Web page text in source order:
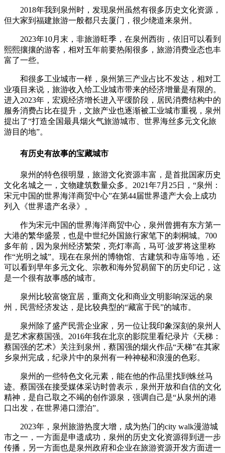
2018年我到泉州时，发现泉州虽然有很多历史文化资源，
但大家到福建旅游一般都只去厦门，很少绕道来泉州。
2023年10月末，非旅游旺季，在泉州西街，依旧可以看到
熙熙攘攘的游客，相对五年前要热闹很多，旅游消费业态也丰
富了一些。
和很多工业城市一样，泉州第三产业占比不发达，相对工
业项目来说，旅游收入给工业城市带来的经济增量是有限的。
进入2023年，宏观经济增长进入平缓阶段，居民消费结构中的
服务消费占比在提升，文旅产业也逐渐被工业城市重视，泉州
提出了“打造全国最具烟火气旅游城市、世界海丝多元文化旅
游目的地”。
有历史有故事的宝藏城市
泉州的特色很明显，旅游文化资源丰富，是首批国家历史
文化名城之一，文物建筑数量众多。2021年7月25日，“泉州：
宋元中国的世界海洋商贸中心”在第44届世界遗产大会上成功
列入《世界遗产名录》。
作为宋元中国的世界海洋商贸中心，泉州曾拥有东方第一
大港的繁华盛景，也是中世纪外国旅行家笔下的刺桐城。700
多年前，因为泉州经济繁荣，亮灯率高，马可·波罗将这里称
作“光明之城”。现在在泉州的博物馆、古建筑和寺庙等地，还
可以看到早年多元文化、宗教和海外贸易留下的历史印记，这
是一个很有故事感的城市。
泉州比较富饶宜居，重商文化和商业文明影响深远的泉
州，民营经济发达，是比较典型的“藏富于民”的城市。
泉州除了盛产民营企业家，另一位让我印象深刻的泉州人
是艺术家蔡国强。2016年我在北京的影院里看纪录片《天梯：
蔡国强的艺术》关注到泉州，蔡国强的烟火作品“天梯”在其家
乡泉州完成，纪录片中的泉州有一种神秘和浪漫的色彩。
泉州的一些特色文化元素，能在他的作品里找到蛛丝马
迹。蔡国强在接受媒体采访时曾表示，泉州开放和自信的文化
精神，是自己取之不竭的创作源泉，强调自己是“从泉州的港
口出发，在世界港口漂泊”。
2023年，泉州旅游热度大增，成为热门的city walk漫游城
市之一，一方面是申遗成功，泉州的历史文化资源得到进一步
传播，另一方面也是泉州政府和企业在旅游资源开发方面进一